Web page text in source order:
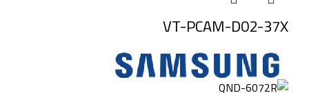
VT-PCAM-D02-37X